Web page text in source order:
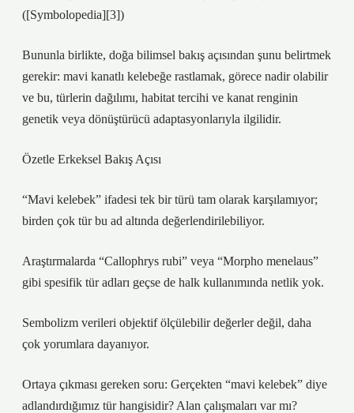
([Symbolopedia][3])
Bununla birlikte, doğa bilimsel bakış açısından şunu belirtmek
gerekir: mavi kanatlı kelebeğe rastlamak, görece nadir olabilir
ve bu, türlerin dağılımı, habitat tercihi ve kanat renginin
genetik veya dönüştürücü adaptasyonlarıyla ilgilidir.
Özetle Erkeksel Bakış Açısı
“Mavi kelebek” ifadesi tek bir türü tam olarak karşılamıyor;
birden çok tür bu ad altında değerlendirilebiliyor.
Araştırmalarda “Callophrys rubi” veya “Morpho menelaus”
gibi spesifik tür adları geçse de halk kullanımında netlik yok.
Sembolizm verileri objektif ölçülebilir değerler değil, daha
çok yorumlara dayanıyor.
Ortaya çıkması gereken soru: Gerçekten “mavi kelebek” diye
adlandırdığımız tür hangisidir? Alan çalışmaları var mı?